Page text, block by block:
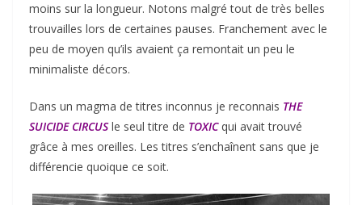
moins sur la longueur. Notons malgré tout de très belles
trouvailles lors de certaines pauses. Franchement avec le
peu de moyen qu’ils avaient ça remontait un peu le
minimaliste décors.
Dans un magma de titres inconnus je reconnais THE
SUICIDE CIRCUSle seul titre de TOXICqui avait trouvé
grâce à mes oreilles. Les titres s’enchaînent sans que je
différencie quoique ce soit.